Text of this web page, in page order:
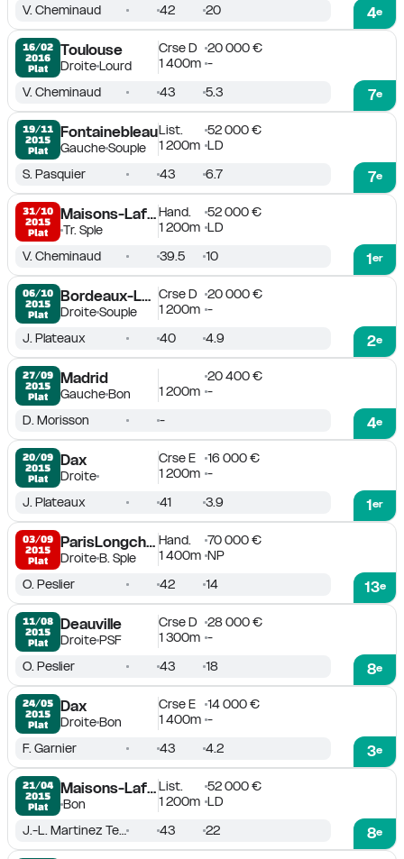
4e
V. Cheminaud 42 20
16/02
2016
Plat
Toulouse
DroiteLourd
Crse D
20 000 €
1 400m -
7e
V. Cheminaud 43 5.3
19/11
2015
Plat
Fontainebleau
GaucheSouple
List.
52 000 €
1 200m LD
7e
S. Pasquier 43 6.7
31/10
2015
Plat
Maisons-Laffitte
Tr. Sple
Hand.
52 000 €
1 200m LD
1er
V. Cheminaud 39.5 10
06/10
2015
Plat
Bordeaux-Le Bouscat
DroiteSouple
Crse D
20 000 €
1 200m -
2e
J. Plateaux 40 4.9
27/09
2015
Plat
Madrid
GaucheBon
20 400 €
1 200m -
4e
D. Morisson -
20/09
2015
Plat
Dax
Droite
Crse E
16 000 €
1 200m -
1er
J. Plateaux 41 3.9
03/09
2015
Plat
ParisLongchamp
DroiteB. Sple
Hand.
70 000 €
1 400m NP
13e
O. Peslier 42 14
11/08
2015
Plat
Deauville
DroitePSF
Crse D
28 000 €
1 300m -
8e
O. Peslier 43 18
24/05
2015
Plat
Dax
DroiteBon
Crse E
14 000 €
1 400m -
3e
F. Garnier 43 4.2
21/04
2015
Plat
Maisons-Laffitte
Bon
List.
52 000 €
1 200m LD
8e
J.-L. Martinez Tejera 43 22